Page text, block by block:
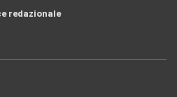
redazionale